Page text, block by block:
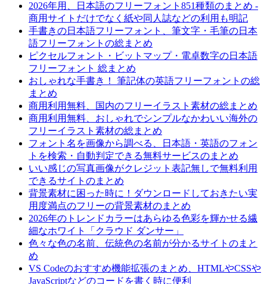
2026年用、日本語のフリーフォント851種類のまとめ -
商用サイトだけでなく紙や同人誌などの利用も明記
手書きの日本語フリーフォント、筆文字・毛筆の日本
語フリーフォントの総まとめ
ピクセルフォント・ビットマップ・電卓数字の日本語
フリーフォント 総まとめ
おしゃれな手書き！ 筆記体の英語フリーフォントの総
まとめ
商用利用無料、国内のフリーイラスト素材の総まとめ
商用利用無料、おしゃれでシンプルなかわいい海外の
フリーイラスト素材の総まとめ
フォント名を画像から調べる、日本語・英語のフォン
トを検索・自動判定できる無料サービスのまとめ
いい感じの写真画像がクレジット表記無しで無料利用
できるサイトのまとめ
背景素材に困った時に！ダウンロードしておきたい実
用度満点のフリーの背景素材のまとめ
2026年のトレンドカラーはあらゆる色彩を輝かせる繊
細なホワイト「クラウド ダンサー」
色々な色の名前、伝統色の名前が分かるサイトのまと
め
VS Codeのおすすめ機能拡張のまとめ、HTMLやCSSや
JavaScriptなどのコードを書く時に便利